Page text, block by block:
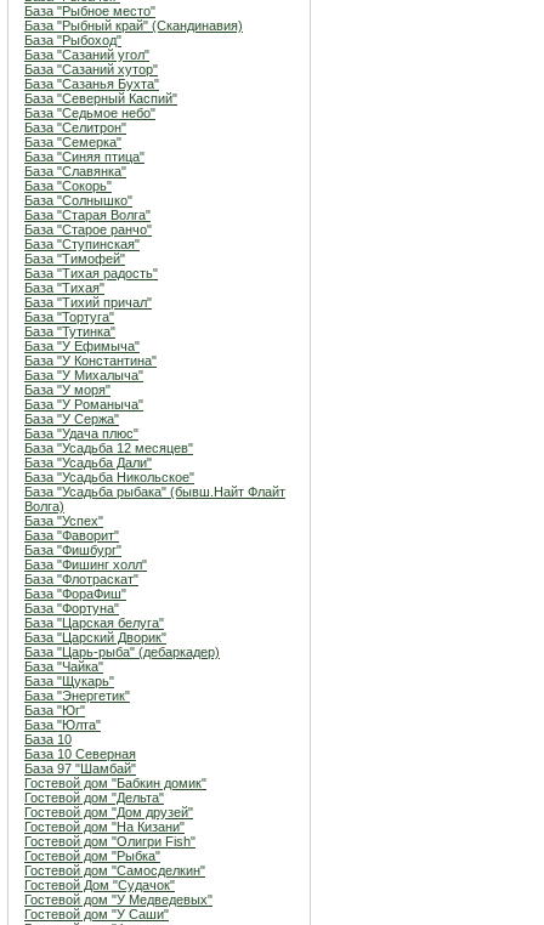
База "Рыбное место"
База "Рыбный край" (Скандинавия)
База "Рыбоход"
База "Сазаний угол"
База "Сазаний хутор"
База "Сазанья Бухта"
База "Северный Каспий"
База "Седьмое небо"
База "Селитрон"
База "Семерка"
База "Синяя птица"
База "Славянка"
База "Сокорь"
База "Солнышко"
База "Старая Волга"
База "Старое ранчо"
База "Ступинская"
База "Тимофей"
База "Тихая радость"
База "Тихая"
База "Тихий причал"
База "Тортуга"
База "Тутинка"
База "У Ефимыча"
База "У Константина"
База "У Михалыча"
База "У моря"
База "У Романыча"
База "У Сержа"
База "Удача плюс"
База "Усадьба 12 месяцев"
База "Усадьба Дали"
База "Усадьба Никольское"
База "Усадьба рыбака" (бывш.Найт Флайт
Волга)
База "Успех"
База "Фаворит"
База "Фишбург"
База "Фишинг холл"
База "Флотраскат"
База "ФораФиш"
База "Фортуна"
База "Царская белуга"
База "Царский Дворик"
База "Царь-рыба" (дебаркадер)
База "Чайка"
База "Щукарь"
База "Энергетик"
База "Юг"
База "Юлта"
База 10
База 10 Северная
База 97 "Шамбай"
Гостевой дом "Бабкин домик"
Гостевой дом "Дельта"
Гостевой дом "Дом друзей"
Гостевой дом "На Кизани"
Гостевой дом "Олигри Fish"
Гостевой дом "Рыбка"
Гостевой дом "Самосделкин"
Гостевой Дом "Судачок"
Гостевой дом "У Медведевых"
Гостевой дом "У Саши"